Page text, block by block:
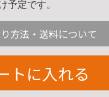
予定です。
方法・送料について
トに入れる